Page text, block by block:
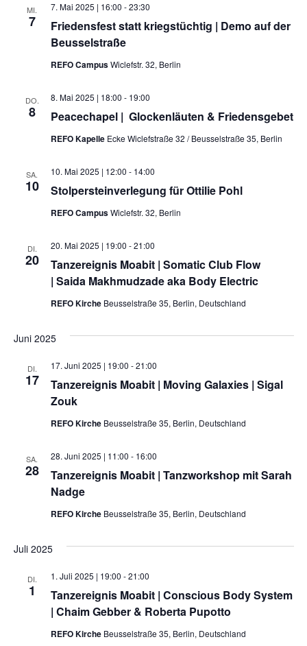
MI.
7
Friedensfest statt kriegstüchtig | Demo auf der
Beusselstraße
7. Mai 2025 | 16:00 -23:30
REFO CampusWiclefstr. 32, Berlin
DO.
8 Peacechapel | Glockenläuten & Friedensgebet
8. Mai 2025 | 18:00 - 19:00
REFO Kapelle Ecke Wiclefstraße 32 / Beusselstraße 35, Berlin
SA.
10 Stolpersteinverlegung für Ottilie Pohl
10. Mai 2025 | 12:00 - 14:00
REFO CampusWiclefstr. 32, Berlin
DI.
20
Tanzereignis Moabit | Somatic Club Flow
| Saida Makhmudzade aka Body Electric
20. Mai 2025 | 19:00 -21:00
REFO Kirche Beusselstraße 35, Berlin, Deutschland
Juni 2025
DI.
17
Tanzereignis Moabit | Moving Galaxies | Sigal
Zouk
17. Juni 2025 | 19:00 -21:00
REFO Kirche Beusselstraße 35, Berlin, Deutschland
SA.
28
Tanzereignis Moabit | Tanzworkshop mit Sarah
Nadge
28. Juni 2025 | 11:00 - 16:00
REFO Kirche Beusselstraße 35, Berlin, Deutschland
Juli 2025
DI.
1
Tanzereignis Moabit | Conscious Body System
| Chaim Gebber & Roberta Pupotto
1. Juli 2025 | 19:00 -21:00
REFO Kirche Beusselstraße 35, Berlin, Deutschland